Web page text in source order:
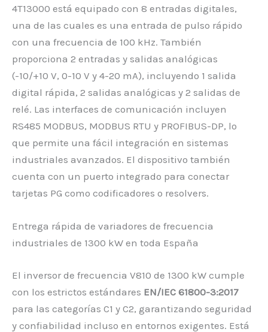
4T13000 está equipado con 8 entradas digitales,
una de las cuales es una entrada de pulso rápido
con una frecuencia de 100 kHz. También
proporciona 2 entradas y salidas analógicas
(-10/+10 V, 0-10 V y 4-20 mA), incluyendo 1 salida
digital rápida, 2 salidas analógicas y 2 salidas de
relé. Las interfaces de comunicación incluyen
RS485 MODBUS, MODBUS RTU y PROFIBUS-DP, lo
que permite una fácil integración en sistemas
industriales avanzados. El dispositivo también
cuenta con un puerto integrado para conectar
tarjetas PG como codificadores o resolvers.
Entrega rápida de variadores de frecuencia
industriales de 1300 kW en toda España
El inversor de frecuencia V810 de 1300 kW cumple
con los estrictos estándares EN/IEC 61800-3:2017
para las categorías C1 y C2, garantizando seguridad
y confiabilidad incluso en entornos exigentes. Está